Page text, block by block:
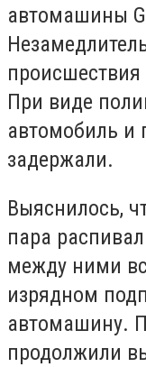
автомашины
происшествия
При виде
автомобиль и
задержали.
Выяснилось,
пара
между ними
изрядном
автомашину.
продолжили